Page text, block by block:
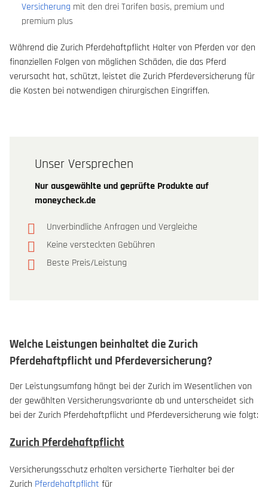
Versicherung mit den drei Tarifen basis, premium und
premium plus
Während die Zurich Pferdehaftpflicht Halter von Pferden vor den
finanziellen Folgen von möglichen Schäden, die das Pferd
verursacht hat, schützt, leistet die Zurich Pferdeversicherung für
die Kosten bei notwendigen chirurgischen Eingriffen.
Unser Versprechen
Nur ausgewählte und geprüfte Produkte auf
moneycheck.de
Unverbindliche Anfragen und Vergleiche
Keine versteckten Gebühren
Beste Preis/Leistung
Welche Leistungen beinhaltet die Zurich
Pferdehaftpflicht und Pferdeversicherung?
Der Leistungsumfang hängt bei der Zurich im Wesentlichen von
der gewählten Versicherungsvariante ab und unterscheidet sich
bei der Zurich Pferdehaftpflicht und Pferdeversicherung wie folgt:
Zurich Pferdehaftpflicht
Versicherungsschutz erhalten versicherte Tierhalter bei der
Zurich Pferdehaftpflicht für